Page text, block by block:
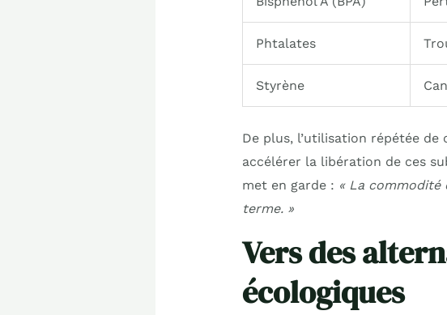
Phtalates
Styrène
De plus, l’utilisation répétée
accélérer la libération de ces
met en garde : « La
terme. »
Vers des
écologiques